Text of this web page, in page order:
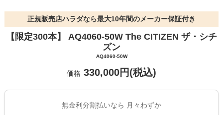
正規販売店ハラダなら最大10年間のメーカー保証付き
【限定300本】 AQ4060-50W The CITIZEN ザ・シチ
ズン
AQ4060-50W
価格 330,000円(税込)
無金利分割払いなら 月々わずか